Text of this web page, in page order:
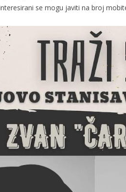
Popis poslova na
28.09.2022.
slatina.net
se mogu javiti na broj